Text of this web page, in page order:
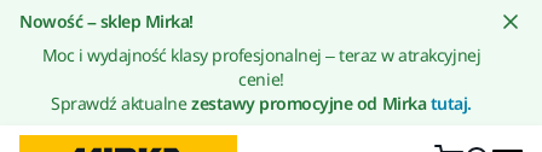
Nowość – sklep Mirka!
Moc i wydajność klasy profesjonalnej – teraz w atrakcyjnej
cenie!
Sprawdź aktualnezestawy promocyjne od Mirkatutaj.